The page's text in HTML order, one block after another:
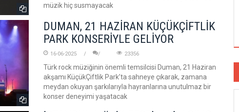
müzik hiç susmayacak
DUMAN, 21 HAZİRAN KÜÇÜKÇİFTLİK
PARK KONSERİYLE GELİYOR
16-06-2025 23356
Türk rock müziğinin önemli temsilcisi Duman, 21 Haziran
akşamı KüçükÇiftlik Park’ta sahneye çıkarak, zamana
meydan okuyan şarkılarıyla hayranlarına unutulmaz bir
konser deneyimi yaşatacak